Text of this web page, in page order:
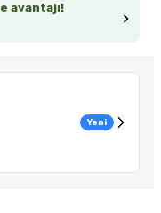
avantajı!
Yeni